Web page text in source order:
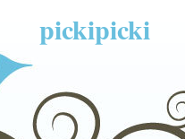
pickipicki